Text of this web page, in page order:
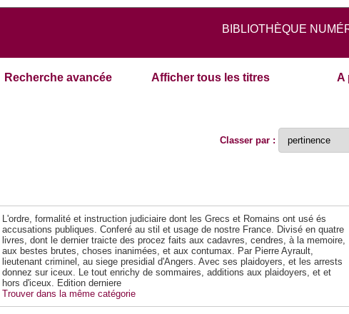
BIBLIOTHÈQUE
Recherche avancée Afficher tous les titres A
Classer par :
L'ordre, formalité et instruction judiciaire dont les Grecs et Romains ont usé és
accusations publiques. Conferé au stil et usage de nostre France. Divisé en quatre
livres, dont le dernier traicte des procez faits aux cadavres, cendres, à la memoire,
aux bestes brutes, choses inanimées, et aux contumax. Par Pierre Ayrault,
lieutenant criminel, au siege presidial d'Angers. Avec ses plaidoyers, et les arrests
donnez sur iceux. Le tout enrichy de sommaires, additions aux plaidoyers, et et
hors d'iceux. Edition derniere
Trouver dans la même catégorie